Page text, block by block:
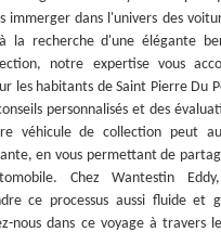
immerger dans l'univers des
la recherche d'une élégante
notre expertise vous
les habitants de Saint Pierre Du
personnalisés et des
véhicule de collection peut
en vous permettant de
Chez Wantestin
ce processus aussi fluide et
nous dans ce voyage à travers